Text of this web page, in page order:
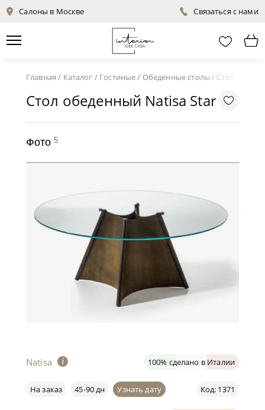
Салоны в Москве Связаться с нами
Главная / Каталог / Гостиные/ Обеденные столы / Стол
Стол обеденный Natisa Star
Фото 5
Natisa i 100% сделано в Италии
Код: 1371
На заказ 45-90 дн Узнать дату